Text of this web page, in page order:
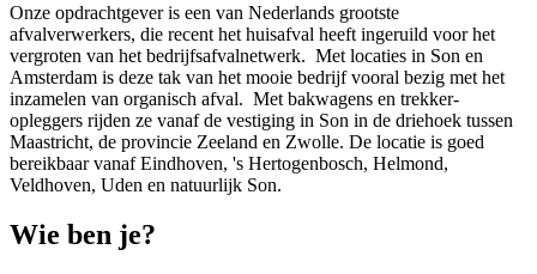
Onze opdrachtgever is een van Nederlands grootste
afvalverwerkers, die recent het huisafval heeft ingeruild voor het
vergroten van het bedrijfsafvalnetwerk. Met locaties in Son en
Amsterdam is deze tak van het mooie bedrijf vooral bezig met het
inzamelen van organisch afval. Met bakwagens en trekker-
opleggers rijden ze vanaf de vestiging in Son in de driehoek tussen
Maastricht, de provincie Zeeland en Zwolle. De locatie is goed
bereikbaar vanaf Eindhoven, 's Hertogenbosch, Helmond,
Veldhoven, Uden en natuurlijk Son.
Wie ben je?